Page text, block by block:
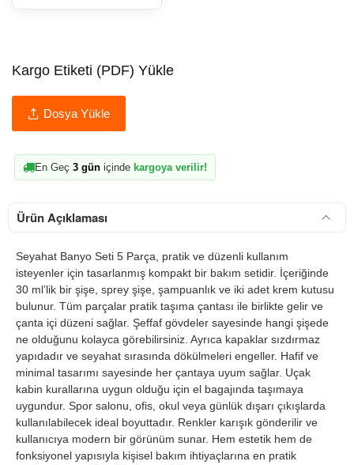
Kargo Etiketi (PDF) Yükle
Dosya Yükle
En Geç 3 gün içinde kargoya verilir!
Ürün Açıklaması
Seyahat Banyo Seti 5 Parça, pratik ve düzenli kullanım
isteyenler için tasarlanmış kompakt bir bakım setidir. İçeriğinde
30 ml’lik bir şişe, sprey şişe, şampuanlık ve iki adet krem kutusu
bulunur. Tüm parçalar pratik taşıma çantası ile birlikte gelir ve
çanta içi düzeni sağlar. Şeffaf gövdeler sayesinde hangi şişede
ne olduğunu kolayca görebilirsiniz. Ayrıca kapaklar sızdırmaz
yapıdadır ve seyahat sırasında dökülmeleri engeller. Hafif ve
minimal tasarımı sayesinde her çantaya uyum sağlar. Uçak
kabin kurallarına uygun olduğu için el bagajında taşımaya
uygundur. Spor salonu, ofis, okul veya günlük dışarı çıkışlarda
kullanılabilecek ideal boyuttadır. Renkler karışık gönderilir ve
kullanıcıya modern bir görünüm sunar. Hem estetik hem de
fonksiyonel yapısıyla kişisel bakım ihtiyaçlarına en pratik